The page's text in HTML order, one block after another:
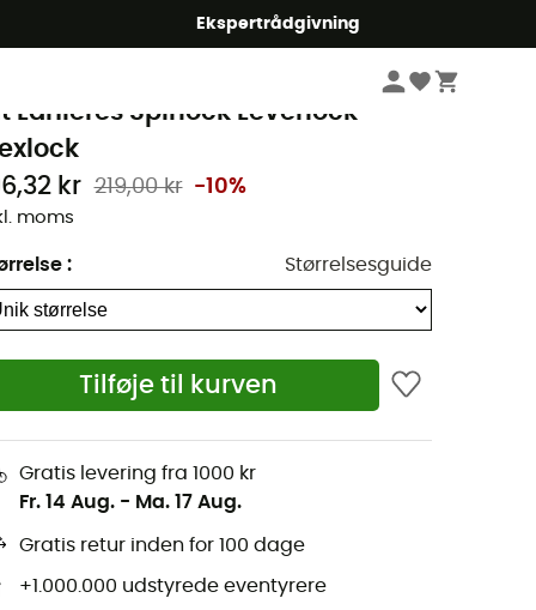
Ekspertrådgivning
Beklædning og Udstyr - Vinter Sports Tilbehør
Lanières Spirlock Leverlock
kr 219,00 kr -10%
moms
: Størrelsesguide
Tilføje til kurven
Gratis levering fra 1000 kr
Fr. 14 Aug. - Ma. 17 Aug.
Gratis retur inden for 100 dage
+1.000.000 udstyrede eventyrere